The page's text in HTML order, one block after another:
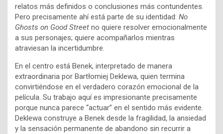
relatos más definidos o conclusiones más contundentes.
Pero precisamente ahí está parte de su identidad: No
Ghosts on Good Street no quiere resolver emocionalmente
a sus personajes; quiere acompañarlos mientras
atraviesan la incertidumbre.
En el centro está Benek, interpretado de manera
extraordinaria por Bartłomiej Deklewa, quien termina
convirtiéndose en el verdadero corazón emocional de la
película. Su trabajo aquí es impresionante precisamente
porque nunca parece “actuar” en el sentido más evidente.
Deklewa construye a Benek desde la fragilidad, la ansiedad
y la sensación permanente de abandono sin recurrir a